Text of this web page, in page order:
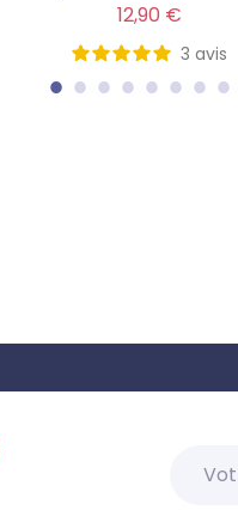
12,90 €
3 avis